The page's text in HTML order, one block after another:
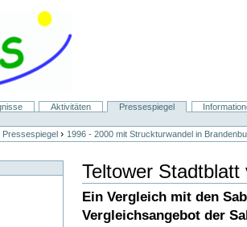
Aktivitäten Pressespiegel
Pressespiegel ›1996 - 2000 mit Struckturwandel in
Teltower Stadtblatt
Ein Vergleich mit den
Vergleichsangebot der